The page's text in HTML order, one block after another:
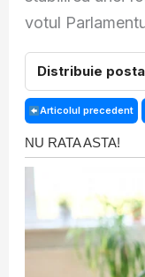
votul
Distribuie
Articolul precedent